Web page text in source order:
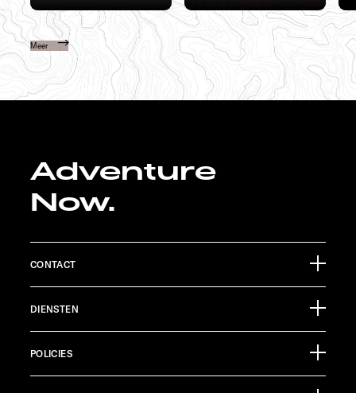
Meer
Adventure
Now.
CONTACT
Ölmühlestraße 6
88299 Leutkirch
Germany
DIENSTEN
Informatiemateriaal
POLICIES